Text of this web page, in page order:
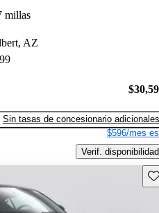
millas
AZ
Sin tasas de concesionario adicionales
$596/mes
Verif. disponibilidad